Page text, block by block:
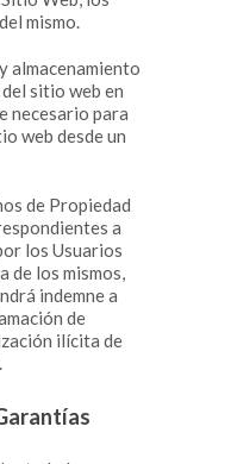
mismo.
almacenamiento
sitio web en
necesario para
web desde un
de Propiedad
a
los Usuarios
de los mismos,
indemne a
de
ilícita de